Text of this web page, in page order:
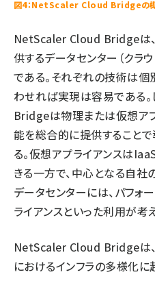
図4：NetScaler Cloud Bridgeの
NetScaler Cloud Bridgeは
供するデータセンター（クラ
である。それぞれの技術は
わせれば実現は容易である
Bridgeは物理または仮想ア
能を総合的に提供すること
る。仮想アプライアンスは
きる一方で、中心となる自社
データセンターには、パフォ
ライアンスといった利用が考
NetScaler Cloud Bridgeは、
におけるインフラの多様化に